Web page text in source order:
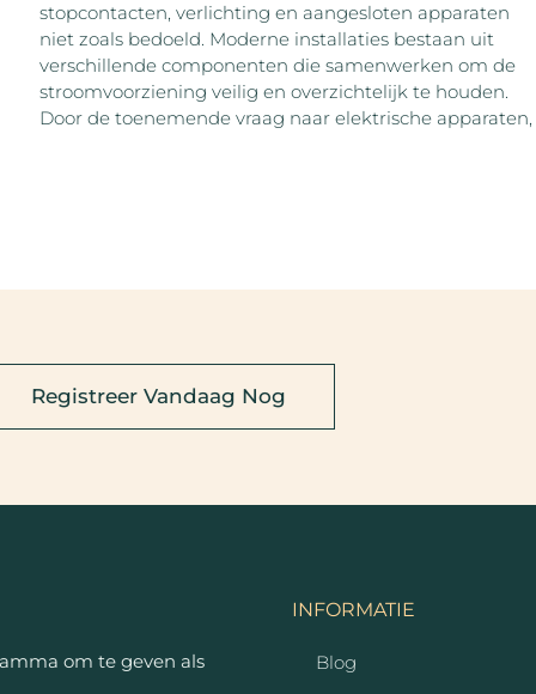
stopcontacten, verlichting en aangesloten apparaten
niet zoals bedoeld. Moderne installaties bestaan uit
verschillende componenten die samenwerken om de
stroomvoorziening veilig en overzichtelijk te houden.
Door de toenemende vraag naar elektrische apparaten,
Registreer Vandaag Nog
om te geven als
INFORMATIE
Blog